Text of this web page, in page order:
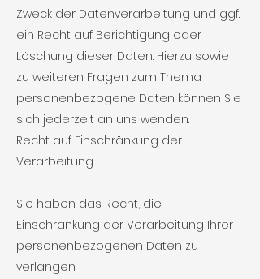
Zweck der Datenverarbeitung und ggf.
ein Recht auf Berichtigung oder
Löschung dieser Daten. Hierzu sowie
zu weiteren Fragen zum Thema
personenbezogene Daten können Sie
sich jederzeit an uns wenden.
Recht auf Einschränkung der
Verarbeitung
Sie haben das Recht, die
Einschränkung der Verarbeitung Ihrer
personenbezogenen Daten zu
verlangen.